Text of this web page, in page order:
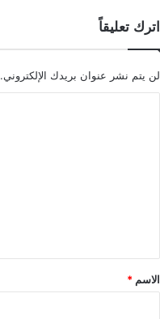
اترك تعليقاً
لن يتم نشر عنوان بريدك الإلكتروني.
*
الاسم *